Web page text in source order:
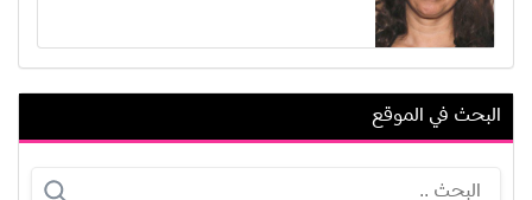
مطاوع عويس
البحث في الموقع